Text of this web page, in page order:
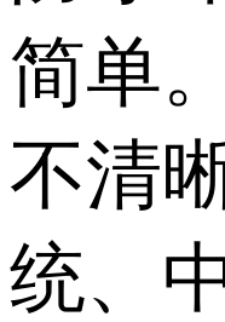
简单
不清
统、